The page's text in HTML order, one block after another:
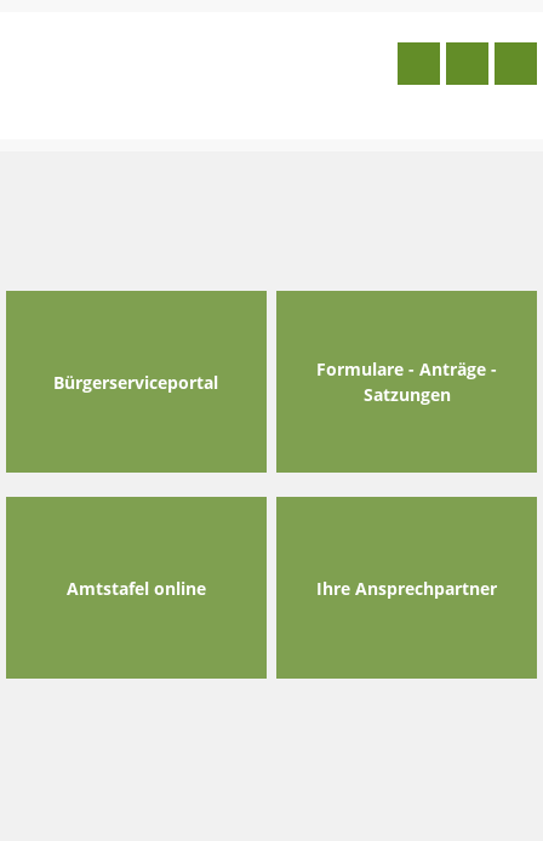
Bürgerserviceportal
Formulare - Anträge -
Satzungen
Amtstafel online Ihre Ansprechpartner